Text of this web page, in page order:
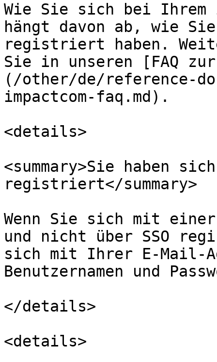
Wie Sie sich bei Ihrem
hängt davon ab, wie
registriert haben.
Sie in unseren [FAQ
(/other/de/reference-
impactcom-faq.md).
<details>
<summary>Sie haben
registriert</summary>
Wenn Sie sich mit
und nicht über SSO
sich mit Ihrer E-Mail-
Benutzernamen und
</details>
<details>